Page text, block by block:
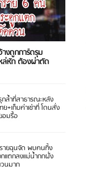
งถูกการ์ดรุม
ล่หัก ต้องผ่าตัด
ล้ำที่สาธารณะหลัง
ย+เก็บค่าเช่าที่ โดนสั่ง
อมรื้อ
รายฉุนจัด พบคนทิ้ง
กแตกลงแม่น้ำกกฝั่ง
นมาก